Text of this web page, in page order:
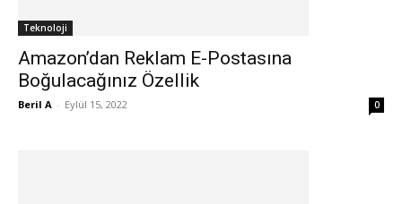
Teknoloji
Amazon’dan Reklam E-Postasına
Boğulacağınız Özellik
Beril A - Eylül 15, 2022 0